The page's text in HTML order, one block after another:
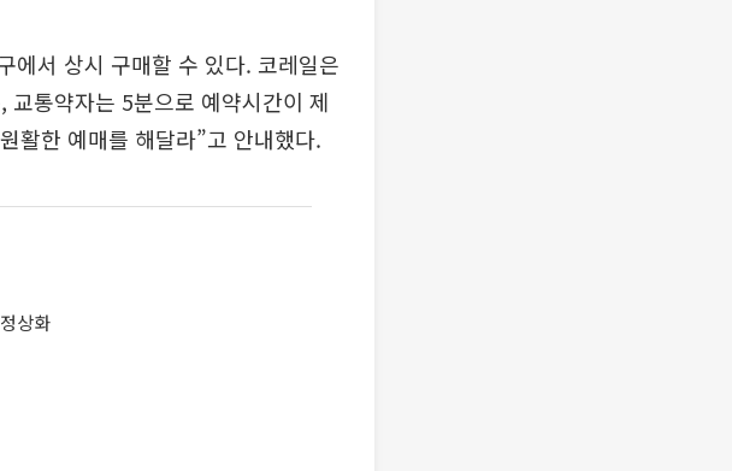
에서 상시 구매할 수 있다. 코레일은
통약자는 5분으로 예약시간이 제
활한 예매를 해달라”고 안내했다.
상화